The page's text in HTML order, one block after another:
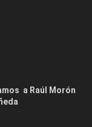
a Raúl Morón